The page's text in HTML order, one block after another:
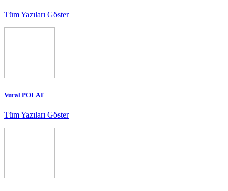
Tüm Yazıları Göster
Vural POLAT
Tüm Yazıları Göster